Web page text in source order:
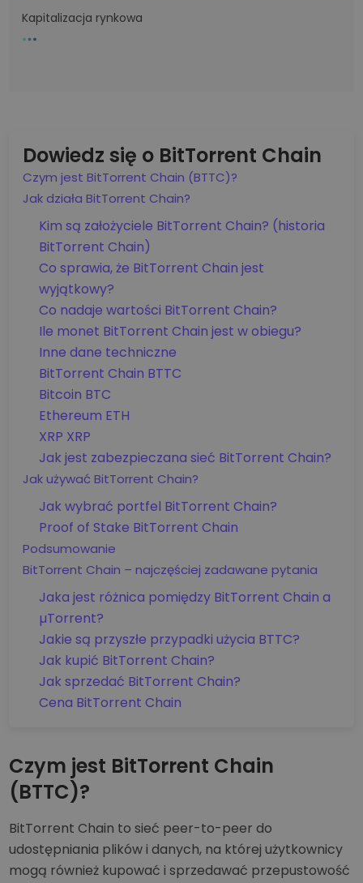
Dowiedz się o BitTorrent Chain
Czym jest BitTorrent Chain (BTTC)?
Jak działa BitTorrent Chain?
Kim są założyciele BitTorrent Chain? (historia
BitTorrent Chain)
Co sprawia, że BitTorrent Chain jest
wyjątkowy?
Co nadaje wartości BitTorrent Chain?
Ile monet BitTorrent Chain jest w obiegu?
Inne dane techniczne
BitTorrent Chain BTTC
Bitcoin BTC
Ethereum ETH
XRP XRP
Jak jest zabezpieczana sieć BitTorrent Chain?
Jak używać BitTorrent Chain?
Jak wybrać portfel BitTorrent Chain?
Proof of Stake BitTorrent Chain
Podsumowanie
BitTorrent Chain – najczęściej zadawane pytania
Jaka jest różnica pomiędzy BitTorrent Chain a
µTorrent?
Jakie są przyszłe przypadki użycia BTTC?
Jak kupić BitTorrent Chain?
Jak sprzedać BitTorrent Chain?
Cena BitTorrent Chain
Czym jest BitTorrent Chain
(BTTC)?
BitTorrent Chain to sieć peer-to-peer do
udostępniania plików i danych, na której użytkownicy
mogą również kupować i sprzedawać przepustowość
Kapitalizacja rynkowa